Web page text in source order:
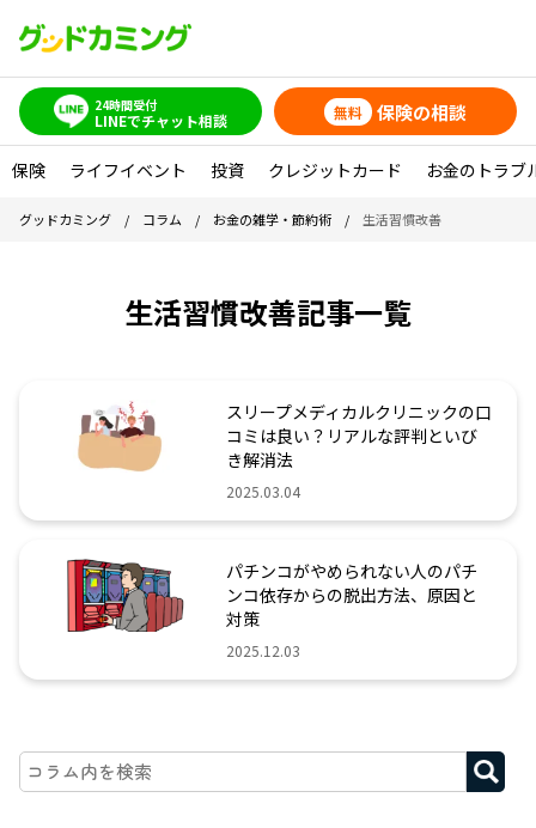
24時間受付
LINEでチャット相談 無料 保険の相談
保険 ライフイベント 投資 クレジットカード お金のトラブ
グッドカミング / コラム / お金の雑学・節約術 / 生活習慣改善
生活習慣改善記事一覧
スリープメディカルクリニックの口
コミは良い？リアルな評判といび
き解消法
2025.03.04
パチンコがやめられない人のパチ
ンコ依存からの脱出方法、原因と
対策
2025.12.03